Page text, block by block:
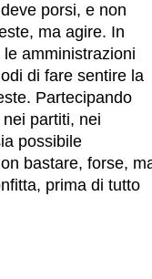
porsi, e non
ma agire. In
amministrazioni
di fare sentire la
Partecipando
partiti, nei
possibile
bastare, forse,
prima di tutto